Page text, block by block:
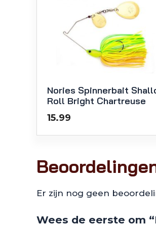
Nories Spinnerbait
Roll Bright Chartreuse
15.99
Er zijn nog geen
Wees de eerste om